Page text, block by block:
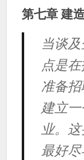
第七章 建
当谈
点是
准备
建立
业。
最好